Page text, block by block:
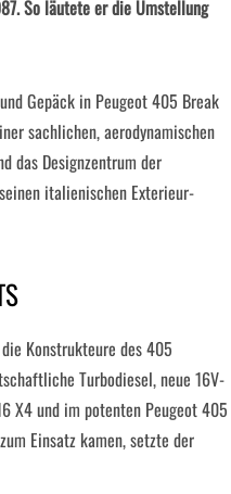
So läutete er die Umstellung
Gepäck in Peugeot 405 Break
sachlichen, aerodynamischen
das Designzentrum der
italienischen Exterieur-
Konstrukteure des 405
Turbodiesel, neue 16V-
X4 und im potenten Peugeot 405
Einsatz kamen, setzte der